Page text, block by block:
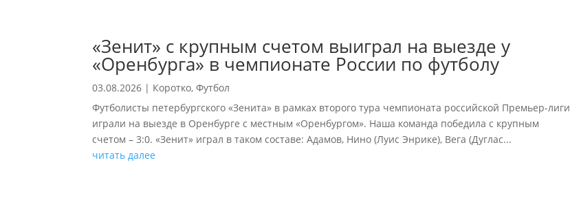
«Зенит» с крупным счетом выиграл на выезде у
«Оренбурга» в чемпионате России по футболу
03.08.2026 | Коротко,Футбол
Футболисты петербургского «Зенита» в рамках второго тура чемпионата российской Премьер-лиги
играли на выезде в Оренбурге с местным «Оренбургом». Наша команда победила с крупным
счетом – 3:0. «Зенит» играл в таком составе: Адамов, Нино (Луис Энрике), Вега (Дуглас...
читать далее